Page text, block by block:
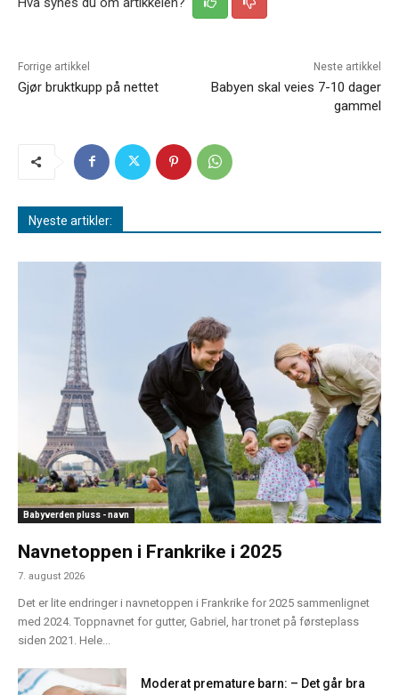
Forrige artikkel
Gjør bruktkupp på nettet
Neste artikkel
Babyen skal veies 7-10 dager
gammel
Nyeste artikler:
Babyverden pluss - navn
Navnetoppen i Frankrike i 2025
7. august 2026
Det er lite endringer i navnetoppen i Frankrike for 2025 sammenlignet
med 2024. Toppnavnet for gutter, Gabriel, har tronet på førsteplass
siden 2021. Hele...
Moderat premature barn: – Det går bra